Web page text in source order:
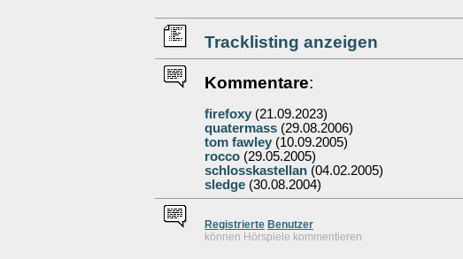
Tracklisting anzeigen
Kommentare:
firefoxy (21.09.2023)
quatermass (29.08.2006)
tom fawley (10.09.2005)
rocco (29.05.2005)
schlosskastellan (04.02.2005)
sledge (30.08.2004)
Registrierte Benutzer
können Hörspiele kommentieren